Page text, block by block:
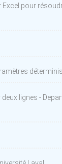
pour
lignes -